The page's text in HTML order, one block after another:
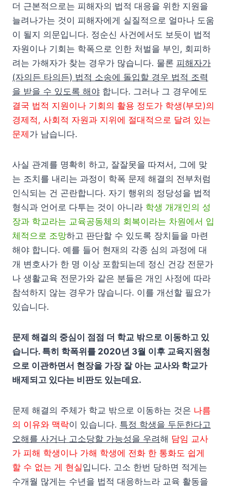
더 근본적으로는 피해자의 법적 대응을 위한 지원을
늘려나가는 것이 피해자에게 실질적으로 얼마나 도움
이 될지 의문입니다. 정순신 사건에서도 보듯이 법적
자원이나 기회는 학폭으로 인한 처벌을 부인, 회피하
려는 가해자가 찾는 경우가 많습니다. 물론 피해자가
(자의든 타의든) 법적 소송에 돌입할 경우 법적 조력
을 받을 수 있도록 해야 합니다. 그러나 그 경우에도
결국 법적 지원이나 기회의 활용 정도가 학생(부모)의
경제적, 사회적 자원과 지위에 절대적으로 달려 있는
문제가 남습니다.
사실 관계를 명확히 하고, 잘잘못을 따져서, 그에 맞
는 조치를 내리는 과정이 학폭 문제 해결의 전부처럼
인식되는 건 곤란합니다. 자기 행위의 정당성을 법적
형식과 언어로 다투는 것이 아니라 학생 개개인의 성
장과 학교라는 교육공동체의 회복이라는 차원에서 입
체적으로 조망하고 판단할 수 있도록 장치들을 마련
해야 합니다. 예를 들어 현재의 각종 심의 과정에 대
개 변호사가 한 명 이상 포함되는데 정신 건강 전문가
나 생활교육 전문가와 같은 분들은 개인 사정에 따라
참석하지 않는 경우가 많습니다. 이를 개선할 필요가
있습니다.
문제 해결의 중심이 점점 더 학교 밖으로 이동하고 있
습니다. 특히 학폭위를 2020년 3월 이후 교육지원청
으로 이관하면서 현장을 가장 잘 아는 교사와 학교가
배제되고 있다는 비판도 있는데요.
문제 해결의 주체가 학교 밖으로 이동하는 것은 나름
의 이유와 맥락이 있습니다. 특정 학생을 두둔한다고
오해를 사거나 고소당할 가능성을 우려해 담임 교사
가 피해 학생이나 가해 학생에 전화 한 통화도 쉽게
할 수 없는 게 현실입니다. 고소 한번 당하면 적게는
수개월 많게는 수년을 법적 대응하느라 교육 활동을